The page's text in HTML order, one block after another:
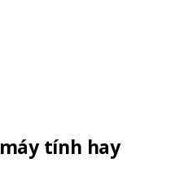
tính hay